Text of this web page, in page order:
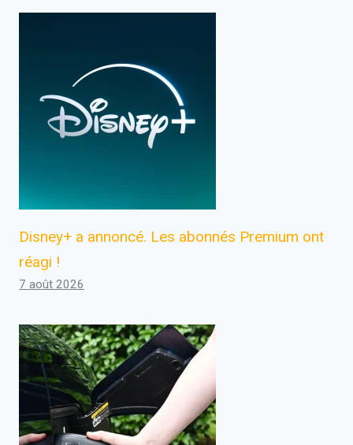
Disney+ a annoncé. Les abonnés Premium ont
réagi !
7 août 2026